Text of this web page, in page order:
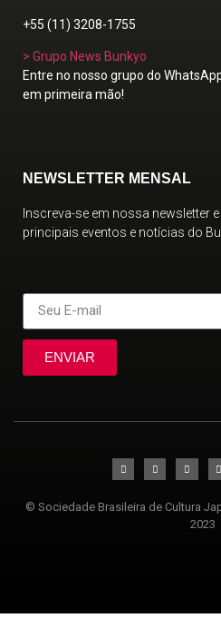
+55 (11) 3208-1755
> Grupo News Bunkyo
Entre no nosso grupo do
em primeira mão!
NEWSLETTER MENSAL
Inscreva-se em nossa newsletter
principais eventos e notícias do
ENVIAR
© Sociedade Brasileira de Cultura
2023